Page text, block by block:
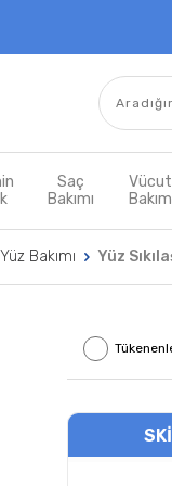
Saç
Bakımı
Vücut
Bakım
Yüz Bakımı Yüz